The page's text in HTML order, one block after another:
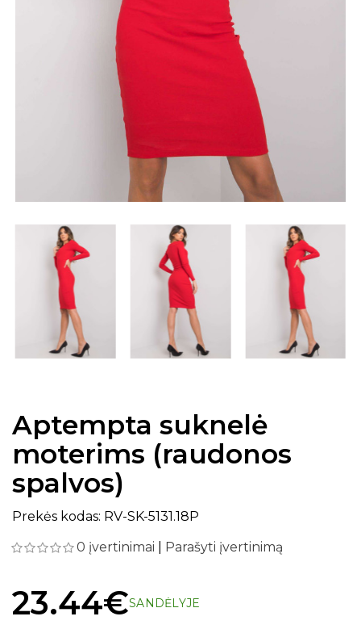
Aptempta suknelė
moterims (raudonos
spalvos)
Prekės kodas: RV-SK-5131.18P
0 įvertinimai
Parašyti įvertinimą
23.44€SANDĖLYJE